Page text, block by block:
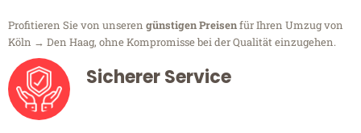
Profitieren Sie von unseren günstigen Preisenfür Ihren Umzug von
Köln → Den Haag, ohne Kompromisse bei der Qualität einzugehen.
Sicherer Service